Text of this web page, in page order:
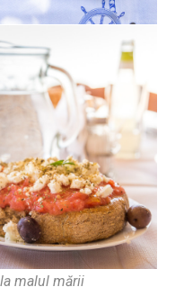
malul mării